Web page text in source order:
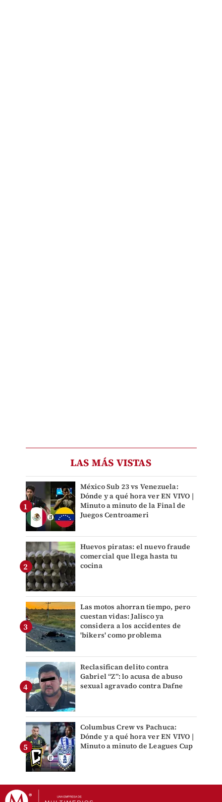
LAS MÁS VISTAS
México Sub 23 vs Venezuela:
Dónde y a qué hora ver EN VIVO |
Minuto a minuto de la Final de
Juegos Centroameri
Huevos piratas: el nuevo fraude
comercial que llega hasta tu
cocina
Las motos ahorran tiempo, pero
cuestan vidas: Jalisco ya
considera a los accidentes de
'bikers' como problema
Reclasifican delito contra
Gabriel “Z”: lo acusa de abuso
sexual agravado contra Dafne
Columbus Crew vs Pachuca:
Dónde y a qué hora ver EN VIVO |
Minuto a minuto de Leagues Cup